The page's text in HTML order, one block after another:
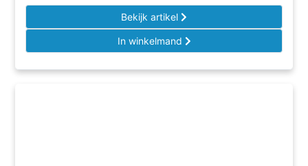
Bekijk artikel
In winkelmand